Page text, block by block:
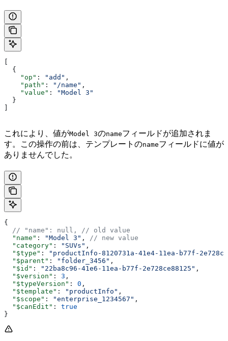
[
  {
    "op"
: "add" ,
    "path"
: "/name" ,
    "value"
:
"Model 3"
  }
]
これにより、値がModel 3のnameフィールドが追加されま
す。この操作の前は、テンプレートのnameフィールドに値が
ありませんでした。
{
  // "name": null,
// old value
  "name"
: "Model 3" ,
// new value
  "category"
: "SUVs" ,
  "$type"
:
"productInfo-8120731a-41e4-11ea-b77f-
  "$parent"
: "folder_3456" ,
  "$id"
: "22ba8c96-41e6-11ea-b77f-2e728ce88125" ,
  "$version"
: 3 ,
  "$typeVersion"
: 0 ,
  "$template"
: "productInfo" ,
  "$scope"
: "enterprise_1234567" ,
  "$canEdit"
: true
}